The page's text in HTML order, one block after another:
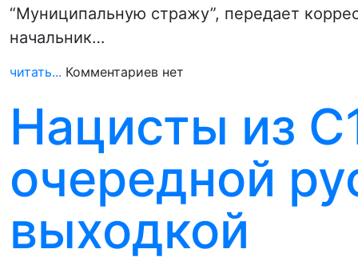
“Муниципальную стражу”, передает
начальник…
читать... Комментариев нет
Нацисты из
очередной
выходкой